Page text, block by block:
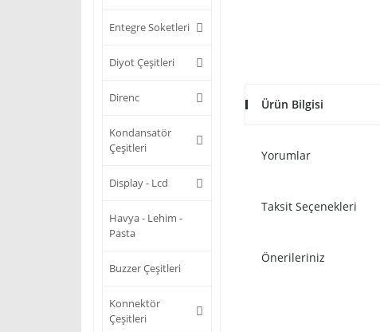
Entegre Soketleri
Diyot Çeşitleri
Direnc
Kondansatör
Çeşitleri
Display - Lcd
Havya - Lehim -
Pasta
Buzzer Çeşitleri
Konnektör
Çeşitleri
Ürün Bilgisi
Yorumlar
Taksit Seçenekleri
Önerileriniz